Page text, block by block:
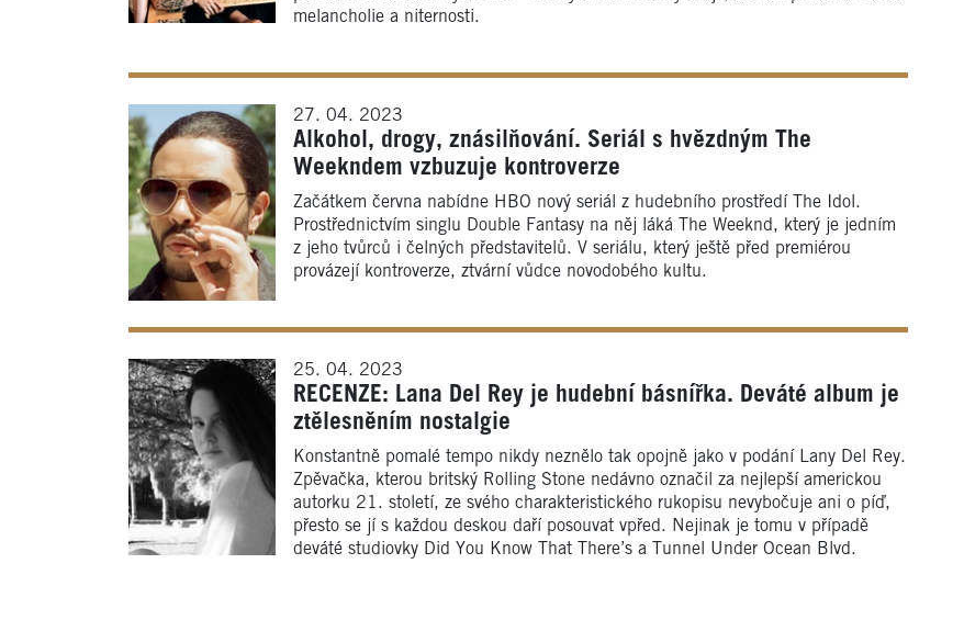
melancholie a niternosti.
27. 04. 2023
Alkohol, drogy, znásilňování. Seriál s hvězdným The
Weekndem vzbuzuje kontroverze
Začátkem června nabídne HBO nový seriál z hudebního prostředí The Idol.
Prostřednictvím singlu Double Fantasy na něj láká The Weeknd, který je jedním
z jeho tvůrců i čelných představitelů. V seriálu, který ještě před premiérou
provázejí kontroverze, ztvární vůdce novodobého kultu.
25. 04. 2023
RECENZE: Lana Del Rey je hudební básnířka. Deváté album je
ztělesněním nostalgie
Konstantně pomalé tempo nikdy neznělo tak opojně jako v podání Lany Del Rey.
Zpěvačka, kterou britský Rolling Stone nedávno označil za nejlepší americkou
autorku 21. století, ze svého charakteristického rukopisu nevybočuje ani o píď,
přesto se jí s každou deskou daří posouvat vpřed. Nejinak je tomu v případě
deváté studiovky Did You Know That There’s a Tunnel Under Ocean Blvd.